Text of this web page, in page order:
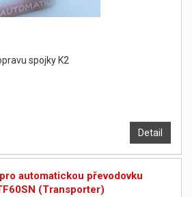
spojky K2
Detail
automatickou převodovku
(Transporter)